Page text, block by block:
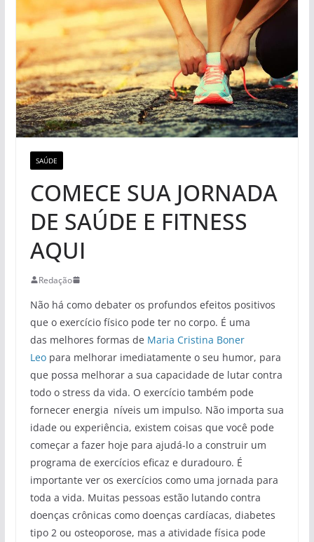
SAÚDE
COMECE SUA JORNADA
DE SAÚDE E FITNESS
AQUI
Redação
Não há como debater os profundos efeitos positivos
que o exercício físico pode ter no corpo. É uma
das melhores formas de Maria Cristina Boner
Leopara melhorar imediatamente o seu humor, para
que possa melhorar a sua capacidade de lutar contra
todo o stress da vida. O exercício também pode
fornecer energia níveis um impulso. Não importa sua
idade ou experiência, existem coisas que você pode
começar a fazer hoje para ajudá-lo a construir um
programa de exercícios eficaz e duradouro. É
importante ver os exercícios como uma jornada para
toda a vida. Muitas pessoas estão lutando contra
doenças crônicas como doenças cardíacas, diabetes
tipo 2 ou osteoporose, mas a atividade física pode